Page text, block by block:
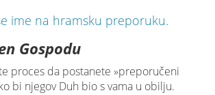
Gospodu
proces da postanete »preporučeni
bi njegov Duh bio s vama u obilju.